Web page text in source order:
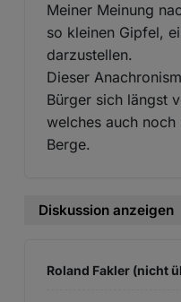
Meiner Meinung
so kleinen Gipfel,
darzustellen.
Dieser
Bürger sich längst
welches auch
Berge.
Diskussion anzeigen
Roland Fakler (nicht